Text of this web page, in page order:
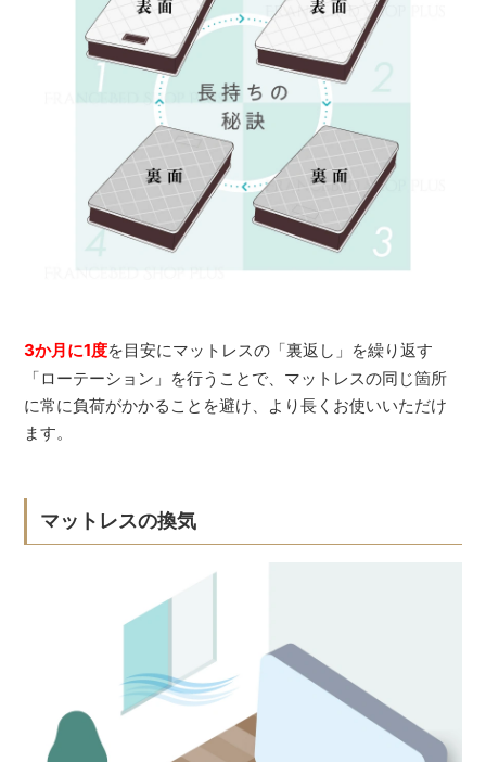
3か月に1度を目安にマットレスの「裏返し」を繰り返す
「ローテーション」を行うことで、マットレスの同じ箇所
に常に負荷がかかることを避け、より長くお使いいただけ
ます。
マットレスの換気